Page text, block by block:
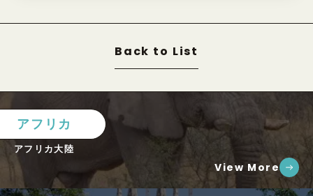
Back to List
アフリカ
アフリカ大陸
View More